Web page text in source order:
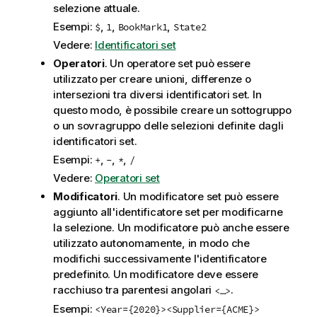
selezione attuale.
Esempi: $, 1 BookMark1 State2
Vedere: Identificatori set
Operatori. Un operatore set può essere
utilizzato per creare unioni, differenze o
intersezioni tra diversi identificatori set. In
questo modo, è possibile creare un sottogruppo
o un sovragruppo delle selezioni definite dagli
identificatori set.
Esempi: +, -, *, /
Vedere: Operatori set
Modificatori. Un modificatore set può essere
aggiunto all'identificatore set per modificarne
la selezione. Un modificatore può anche essere
utilizzato autonomamente, in modo che
modifichi successivamente l'identificatore
predefinito. Un modificatore deve essere
racchiuso tra parentesi angolari <…>.
Esempi: <Year={2020}><Supplier={ACME}>